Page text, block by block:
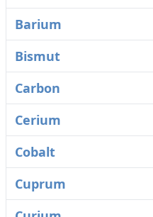
Barium
Bismut
Carbon
Cerium
Cobalt
Cuprum